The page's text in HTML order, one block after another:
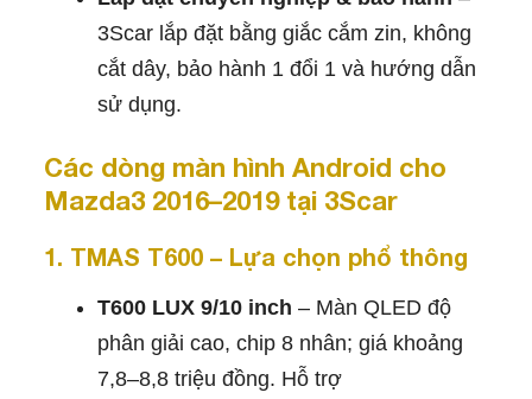
3Scar lắp đặt bằng giắc cắm zin, không
cắt dây, bảo hành 1 đổi 1 và hướng dẫn
sử dụng.
Các dòng màn hình Android cho
Mazda3 2016–2019 tại 3Scar
1. TMAS T600 – Lựa chọn phổ thông
T600 LUX 9/10 inch – Màn QLED độ
phân giải cao, chip 8 nhân; giá khoảng
7,8–8,8 triệu đồng. Hỗ trợ